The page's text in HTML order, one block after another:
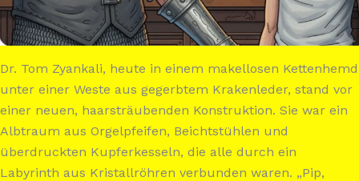
Dr. Tom Zyankali, heute in einem makellosen Kettenhemd
unter einer Weste aus gegerbtem Krakenleder, stand vor
einer neuen, haarsträubenden Konstruktion. Sie war ein
Albtraum aus Orgelpfeifen, Beichtstühlen und
überdruckten Kupferkesseln, die alle durch ein
Labyrinth aus Kristallröhren verbunden waren. „Pip,